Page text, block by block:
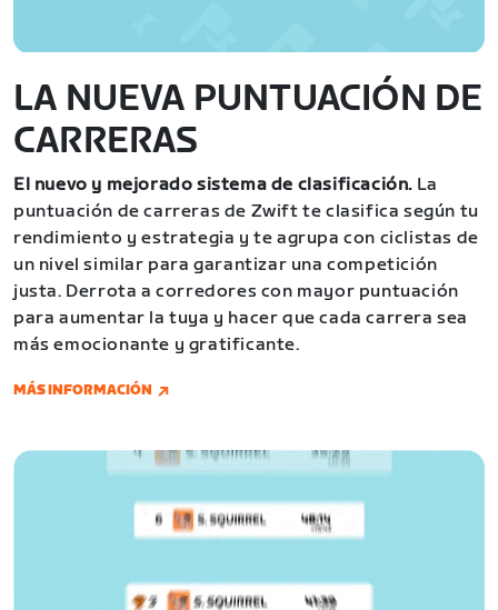
LA NUEVA PUNTUACIÓN DE
CARRERAS
El nuevo y mejorado sistema de clasificación. La
puntuación de carreras de Zwift te clasifica según tu
rendimiento y estrategia y te agrupa con ciclistas de
un nivel similar para garantizar una competición
justa. Derrota a corredores con mayor puntuación
para aumentar la tuya y hacer que cada carrera sea
más emocionante y gratificante.
MÁS INFORMACIÓN